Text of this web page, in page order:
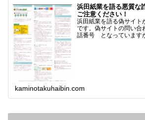
浜田紙業を語る悪質な
ご注意ください！
浜田紙業を語る偽サイト
です。偽サイトの問い合
話番号 となっています
kaminotakuhaibin.com